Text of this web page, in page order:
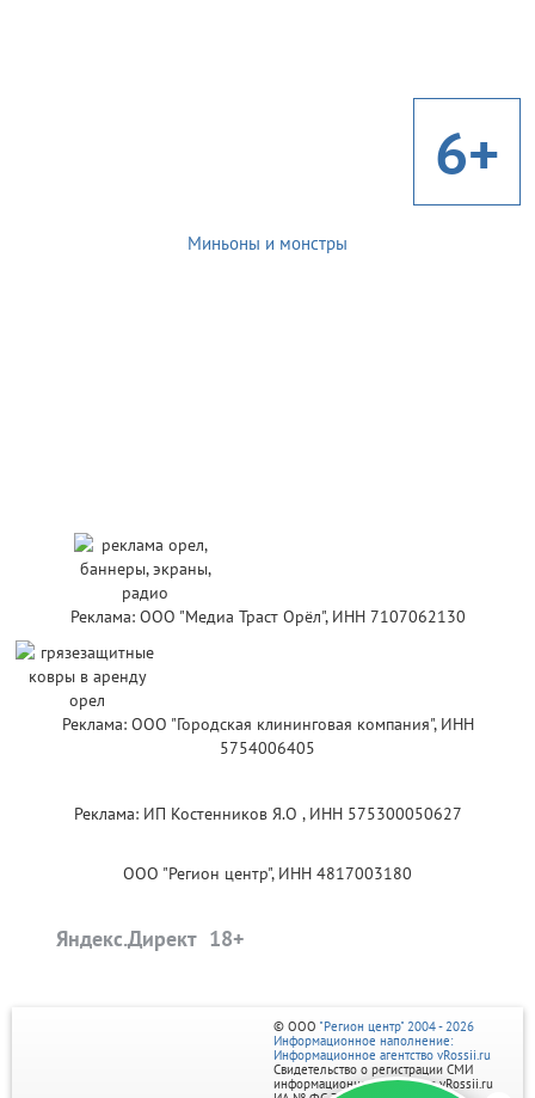
6+
Миньоны и монстры
Реклама: ООО "Медиа Траст Орёл", ИНН 7107062130
Реклама: ООО "Городская клининговая компания", ИНН
5754006405
Реклама: ИП Костенников Я.О , ИНН 575300050627
ООО "Регион центр", ИНН 4817003180
Яндекс.Директ
© ООО "Регион центр" 2004 - 2026
Информационное наполнение:
Информационное агентство vRossii.ru
Свидетельство о регистрации СМИ
информационного агентства vRossii.ru